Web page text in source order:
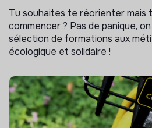
Tu souhaites te réorienter mais
commencer ? Pas de panique,
sélection de formations aux
écologique et solidaire !